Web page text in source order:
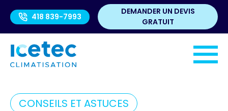
418 839-7993
DEMANDER UN DEVIS
GRATUIT
CONSEILS ET ASTUCES